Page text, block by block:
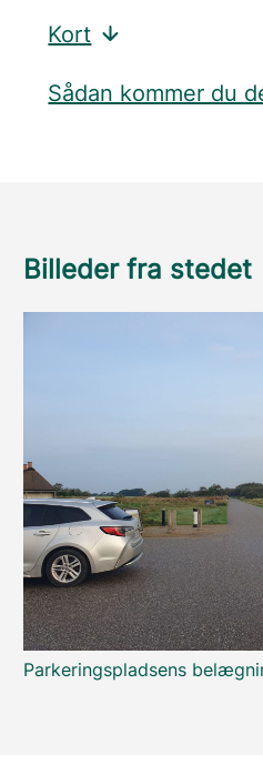
Kort
Sådan kommer du
Billeder fra stedet
Parkeringspladsens